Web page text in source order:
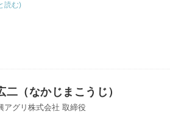
創出を支援しています。売上向上や新商品
読む)
二（なかじまこうじ）
アグリ株式会社 取締役